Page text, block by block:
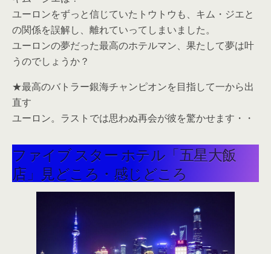
ユーロンをずっと信じていたトウトウも、キム・ジエと
の関係を誤解し、離れていってしまいました。
ユーロンの夢だった最高のホテルマン、果たして夢は叶
うのでしょうか？
★最高のバトラー銀海チャンピオンを目指して一から出
直す
ユーロン。ラストでは思わぬ再会が彼を驚かせます・・
ファイブ スター ホテル「五星大飯
店」見どころ・感じどころ